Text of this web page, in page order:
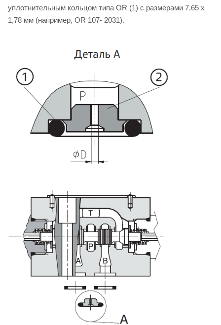
уплотнительным кольцом типа OR (1) с размерами 7,65 х
1,78 мм (например, OR 107- 2031).